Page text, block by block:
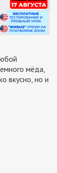
мёда,
вкусно, но и